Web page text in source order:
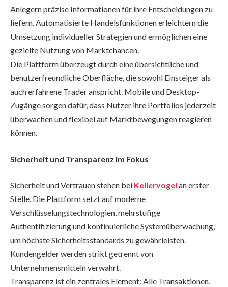
Anlegern präzise Informationen für ihre Entscheidungen zu
liefern. Automatisierte Handelsfunktionen erleichtern die
Umsetzung individueller Strategien und ermöglichen eine
gezielte Nutzung von Marktchancen.
Die Plattform überzeugt durch eine übersichtliche und
benutzerfreundliche Oberfläche, die sowohl Einsteiger als
auch erfahrene Trader anspricht. Mobile und Desktop-
Zugänge sorgen dafür, dass Nutzer ihre Portfolios jederzeit
überwachen und flexibel auf Marktbewegungen reagieren
können.
Sicherheit und Transparenz im Fokus
Sicherheit und Vertrauen stehen bei Kellervogel an erster
Stelle. Die Plattform setzt auf moderne
Verschlüsselungstechnologien, mehrstufige
Authentifizierung und kontinuierliche Systemüberwachung,
um höchste Sicherheitsstandards zu gewährleisten.
Kundengelder werden strikt getrennt von
Unternehmensmitteln verwahrt.
Transparenz ist ein zentrales Element: Alle Transaktionen,